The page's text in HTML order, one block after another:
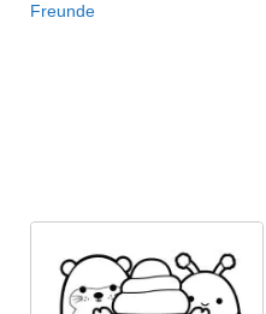
Freunde